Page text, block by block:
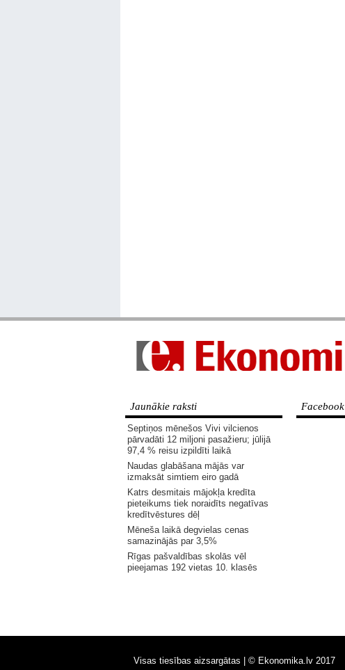
Jaunākie raksti
Septiņos mēnešos Vivi vilcienos
pārvadāti 12 miljoni pasažieru; jūlijā
97,4 % reisu izpildīti laikā
Naudas glabāšana mājās var
izmaksāt simtiem eiro gadā
Katrs desmitais mājokļa kredīta
pieteikums tiek noraidīts negatīvas
kredītvēstures dēļ
Mēneša laikā degvielas cenas
samazinājās par 3,5%
Rīgas pašvaldības skolās vēl
pieejamas 192 vietas 10. klasēs
Facebook
Visas tiesības aizsargātas | © Ekonomika.lv 2017